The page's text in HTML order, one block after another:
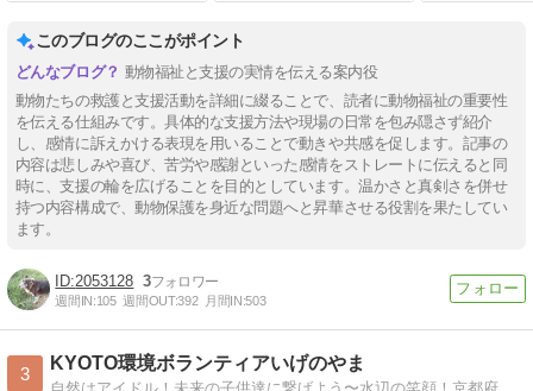
このブログのここがポイント
動物福祉と支援の実情を伝える案内役
動物たちの救護と支援活動を詳細に綴ることで、読者に動物福祉の重要性
を伝える仕組みです。具体的な支援方法や現場の日常を包み隠さず紹介
し、感情に訴えかける表現を用いることで動きや共感を促します。記事の
内容は悲しみや喜び、苦労や感謝といった感情をストレートに伝えると同
時に、支援の輪を広げることを目的としています。温かさと真剣さを併せ
持つ内容構成で、動物保護を身近な問題へと昇華させる役割を果たしてい
ます。
2053128 3
週間IN:105 週間OUT:392 月間IN:503
3
KYOTO環境ボランティアいげのやま